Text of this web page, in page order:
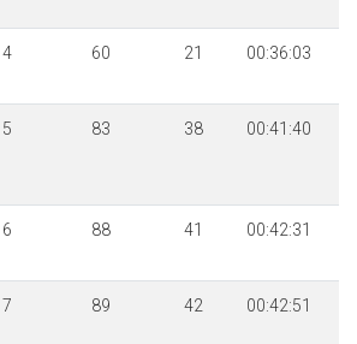
4 60 21 00:36:03
5 83 38 00:41:40
6 88 41 00:42:31
7 89 42 00:42:51